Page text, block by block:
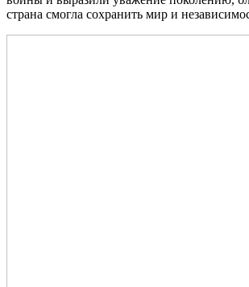
страна смогла сохранить мир и